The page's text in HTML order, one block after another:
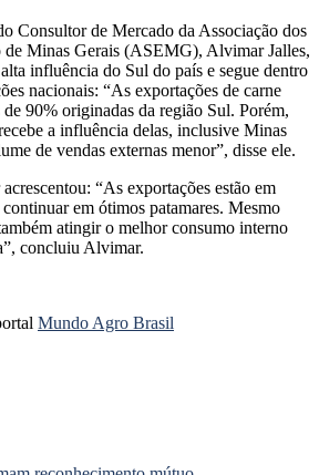
Consultor de Mercado da Associação dos
de Minas Gerais (ASEMG), Alvimar Jalles,
influência do Sul do país e segue dentro
nacionais: “As exportações de carne
90% originadas da região Sul. Porém,
a influência delas, inclusive Minas
de vendas externas menor”, disse ele.
“As exportações estão em
em ótimos patamares. Mesmo
atingir o melhor consumo interno
concluiu Alvimar.
Mundo Agro Brasil